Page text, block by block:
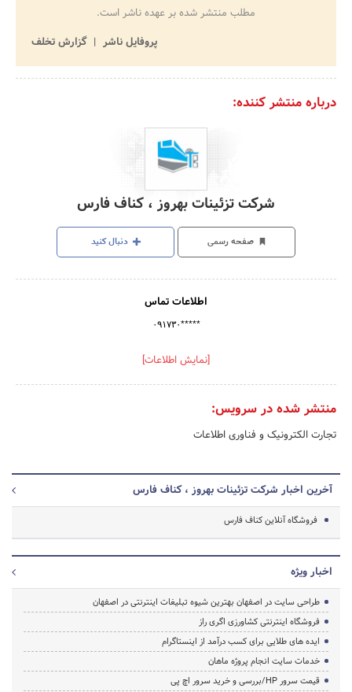
مطلب منتشر شده بر عهده ناشر است.
پروفایل ناشر
گزارش تخلف
درباره منتشر کننده:
شرکت تزئینات بهروز ، کناف فارس
صفحه رسمی دنبال کنید
اطلاعات تماس
۰۹۱۷۳۰*****
[نمایش اطلاعات]
منتشر شده در سرویس:
تجارت الکترونیک و فناوری اطلاعات
آخرین اخبار شرکت تزئینات بهروز ، کناف فارس
فروشگاه آنلاین کناف فارس
اخبار ویژه
طراحی سایت در اصفهان بهترین شیوه تبلیغات اینترنتی در اصفهان
فروشگاه اینترنتی کشاورزی اگری راز
ایده های طلایی برای کسب درآمد از اینستاگرام
خدمات سایت انجام پروژه ماهان
قیمت سرور HP/بررسی و خرید سرور اچ پی